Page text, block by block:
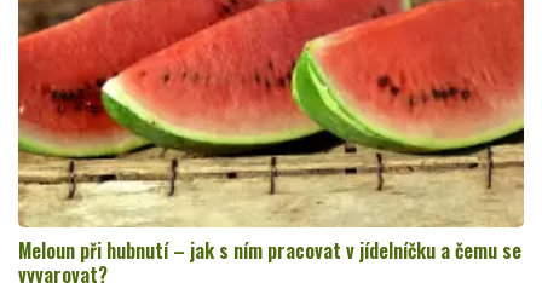
Meloun při hubnutí – jak s ním pracovat v jídelníčku a čemu se
vyvarovat?